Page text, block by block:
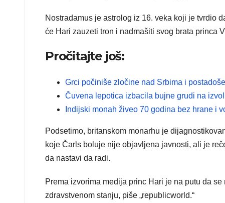
Nostradamus je astrolog iz 16. veka koji je tvrdio
će Hari zauzeti tron i nadmašiti svog brata princa
Pročitajte još:
Grci počiniše zločine nad Srbima i postadoše
Čuvena lepotica izbacila bujne grudi na
Indijski monah živeo 70 godina bez hrane i
Podsetimo, britanskom monarhu je
koje Čarls boluje nije objavljena javnosti, ali je
da nastavi da radi.
Prema izvorima medija princ Hari je na putu da
zdravstvenom stanju, piše „republicworld.“